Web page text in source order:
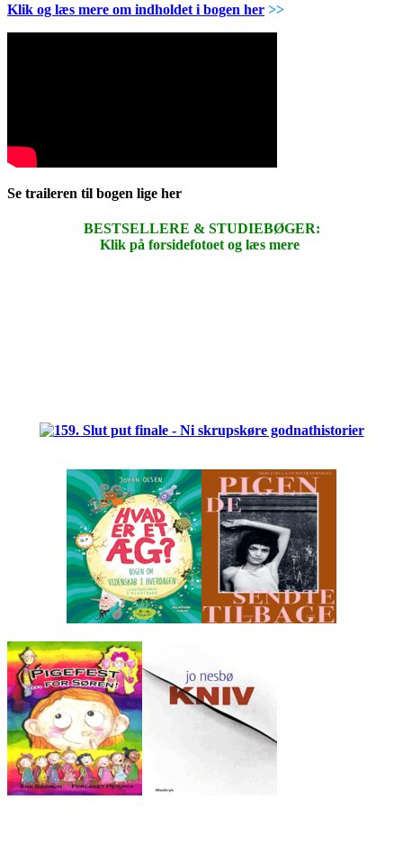
Klik og læs mere om indholdet i bogen her >>
Se traileren til bogen lige her
BESTSELLERE & STUDIEBØGER:
Klik på forsidefotoet og læs mere